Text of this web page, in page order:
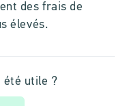
des frais de
élevés.
été utile ?